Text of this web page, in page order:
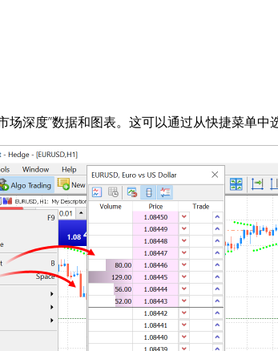
场深度”数据和图表。这可以通过从快捷菜单中